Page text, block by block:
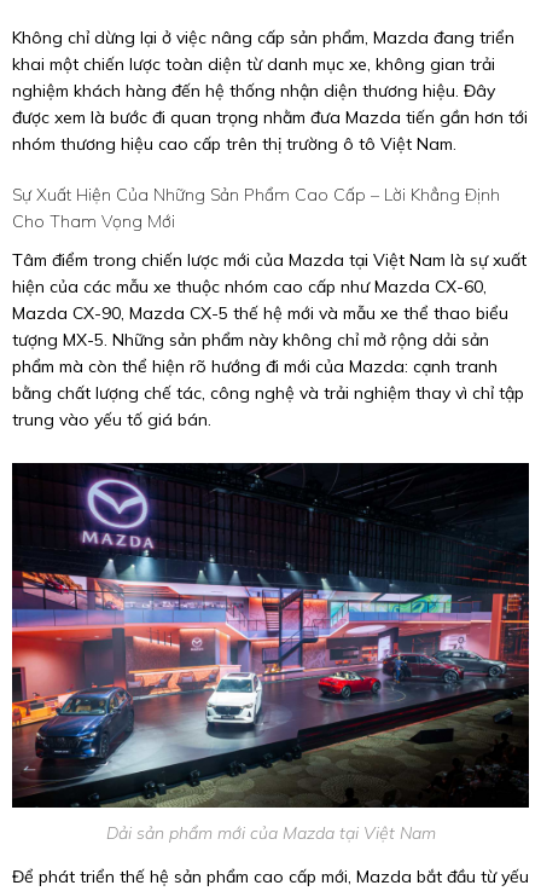
Không chỉ dừng lại ở việc nâng cấp sản phẩm, Mazda đang triển
khai một chiến lược toàn diện từ danh mục xe, không gian trải
nghiệm khách hàng đến hệ thống nhận diện thương hiệu. Đây
được xem là bước đi quan trọng nhằm đưa Mazda tiến gần hơn tới
nhóm thương hiệu cao cấp trên thị trường ô tô Việt Nam.
Sự Xuất Hiện Của Những Sản Phẩm Cao Cấp – Lời Khẳng Định
Cho Tham Vọng Mới
Tâm điểm trong chiến lược mới của Mazda tại Việt Nam là sự xuất
hiện của các mẫu xe thuộc nhóm cao cấp như Mazda CX-60,
Mazda CX-90, Mazda CX-5 thế hệ mới và mẫu xe thể thao biểu
tượng MX-5. Những sản phẩm này không chỉ mở rộng dải sản
phẩm mà còn thể hiện rõ hướng đi mới của Mazda: cạnh tranh
bằng chất lượng chế tác, công nghệ và trải nghiệm thay vì chỉ tập
trung vào yếu tố giá bán.
Dải sản phẩm mới của Mazda tại Việt Nam
Để phát triển thế hệ sản phẩm cao cấp mới, Mazda bắt đầu từ yếu